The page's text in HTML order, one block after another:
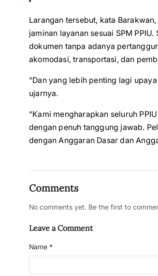
Larangan tersebut, kata
jaminan layanan sesuai SPM
dokumen tanpa adanya
akomodasi, transportasi, dan
“Dan yang lebih penting lagi
ujarnya.
“Kami mengharapkan seluruh
dengan penuh tanggung jawab.
dengan Anggaran Dasar dan
Comments
No comments yet. Be the first to
Leave a Comment
Name *